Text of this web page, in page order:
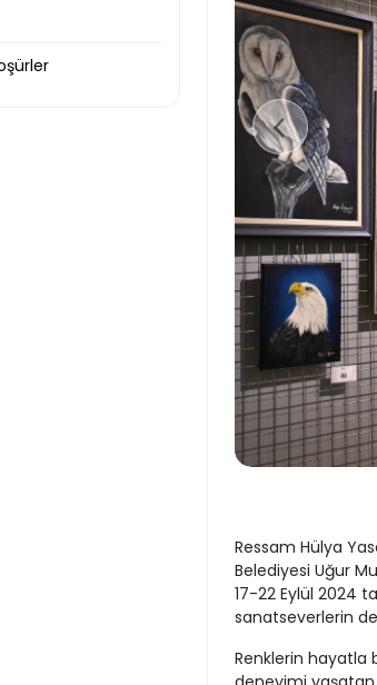
Ressam Hülya
Belediyesi Uğur
17-22 Eylül 2024
sanatseverlerin de
Renklerin hayatla